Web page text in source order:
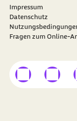
Impressum
Datenschutz
Fragen zum Online-
Besuchen Sie
externer Linkexterner